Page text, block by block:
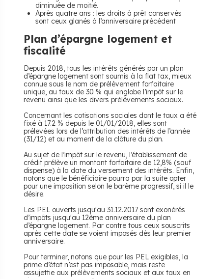
diminuée de moitié.
Après quatre ans : les droits à prêt conservés
sont ceux glanés à l’anniversaire précédent
Plan d’épargne logement et
fiscalité
Depuis 2018, tous les intérêts générés par un plan
d’épargne logement sont soumis à la flat tax, mieux
connue sous le nom de prélèvement forfaitaire
unique, au taux de 30 % qui englobe l’impôt sur le
revenu ainsi que les divers prélèvements sociaux.
Concernant les cotisations sociales dont le taux a été
fixé à 17.2 % depuis le 01/01/2018, elles sont
prélevées lors de l’attribution des intérêts de l’année
(31/12) et au moment de la clôture du plan.
Au sujet de l’impôt sur le revenu, l’établissement de
crédit prélève un montant forfaitaire de 12,8% (sauf
dispense) à la date du versement des intérêts. Enfin,
notons que le bénéficiaire pourra par la suite opter
pour une imposition selon le barème progressif, si il le
désire.
Les PEL ouverts jusqu'au 31.12.2017 sont exonérés
d’impôts jusqu'au 12ème anniversaire du plan
d’épargne logement. Par contre tous ceux souscrits
après cette date se voient imposés dès leur premier
anniversaire.
Pour terminer, notons que pour les PEL exigibles, la
prime d’état n’est pas imposable, mais reste
assujettie aux prélèvements sociaux et aux taux en